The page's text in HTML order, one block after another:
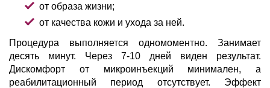
от образа жизни;
от качества кожи и ухода за ней.
Процедура выполняется одномоментно. Занимает
десять минут. Через 7-10 дней виден результат.
Дискомфорт от микроинъекций минимален, а
реабилитационный период отсутствует. Эффект